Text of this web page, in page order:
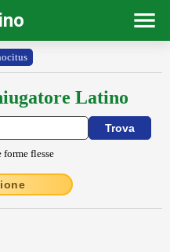
Latino
forme flesse